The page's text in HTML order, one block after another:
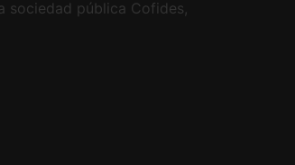
sociedad pública Cofides,